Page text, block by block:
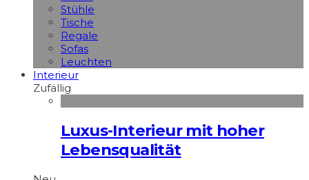
Stühle
Tische
Regale
Sofas
Leuchten
Interieur
Zufällig
Luxus-Interieur mit hoher
Lebensqualität